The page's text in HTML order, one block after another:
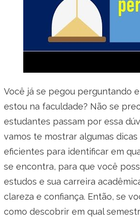
Você já se pegou perguntando
estou na faculdade? Não se
estudantes passam por essa
vamos te mostrar algumas
eficientes para identificar em
se encontra, para que você
estudos e sua carreira
clareza e confiança. Então, se
como descobrir em qual